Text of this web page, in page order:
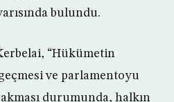
bulundu.
“Hükümetin
ve parlamentoyu
durumunda, halkın